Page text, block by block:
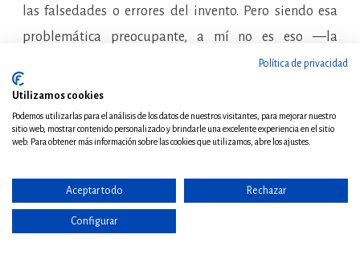
las falsedades o errores del invento. Pero siendo esa
problemática preocupante, a mí no es eso —la
capacidad de generación de textos de la ChatGPT— lo
que más me preocupa. Quizá porque creo que todo
texto escrito es una forma de comunicación de
pensamientos, sentimientos o emociones entre el autor
siente ni padece, que carece de eso que nos hace
humanos —la consciencia de nuestra propia finitud—,
Política de privacidad
Utilizamos cookies
Podemos utilizarlas para el análisis de los datos de nuestros visitantes, para mejorar nuestro
sitio web, mostrar contenido personalizado y brindarle una excelente experiencia en el sitio
web. Para obtener más información sobre las cookies que utilizamos, abre los ajustes.
Aceptar todo Rechazar
Configurar